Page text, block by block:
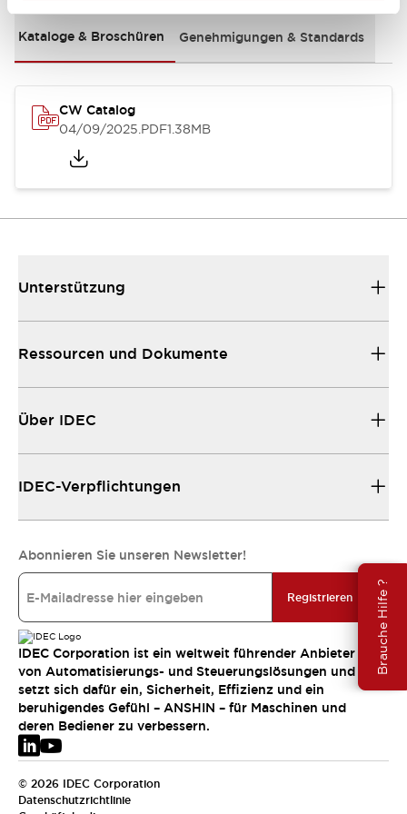
Brauche Hilfe ?
Kataloge & Broschüren Genehmigungen & Standards
CW Catalog
04/09/2025.PDF1.38MB
Unterstützung
Ressourcen und Dokumente
Über IDEC
IDEC-Verpflichtungen
Abonnieren Sie unseren Newsletter!
Registrieren
IDEC Corporation ist ein weltweit führender Anbieter
von Automatisierungs- und Steuerungslösungen und
setzt sich dafür ein, Sicherheit, Effizienz und ein
beruhigendes Gefühl – ANSHIN – für Maschinen und
deren Bediener zu verbessern.
© 2026 IDEC Corporation
Datenschutzrichtlinie